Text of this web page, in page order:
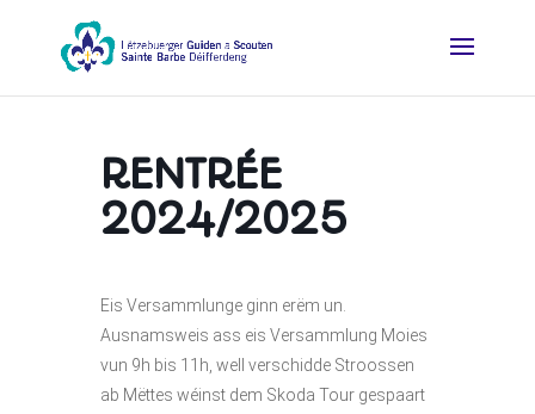
RENTRÉE
2024/2025
Eis Versammlunge ginn erëm un.
Ausnamsweis ass eis Versammlung Moies
vun 9h bis 11h, well verschidde Stroossen
ab Mëttes wéinst dem Skoda Tour gespaart